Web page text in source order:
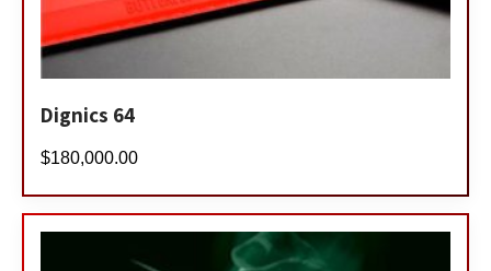
Dignics 64
$180,000.00